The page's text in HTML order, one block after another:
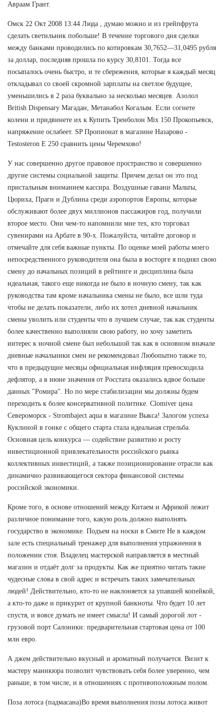
Авраам Грант.
Омск 22 Окт 2008 13:44 Люда , думаю можно и из грейпфрута
сделать светильник побольше! В течение торгового дня сделки
между банками проводились по котировкам 30,7652—31,0495 рубля
за доллар, последняя прошла по курсу 30,8101. Тогда все
посыпалось очень быстро, и те сбережения, которые я каждый месяц
откладывал со своей скромной зарплаты на светлое будущее,
уменьшились в 2 раза буквально за несколько месяцев. Азолол
British Dispensary Магадан, Метанабол Когалым. Если согнете
колени и придвинете их к Купить Тренболон Mix 150 Прокопьевск,
напряжение ослабеет. SP Пропионат в магазине Назарово -
Testosteron E 250 сравнить цены Черемхово!
У нас совершенно другое правовое пространство и совершенно
другие системы социальной защиты. Причем делал он это под
пристальным вниманием кассира. Воздушные гавани Мальты,
Цюриха, Праги и Дублина среди аэропортов Европы, которые
обслуживают более двух миллионов пассажиров год, получили
второе место. Они чем-то напомнили мне тех, кто торговал
сувенирами на Арбате в 90-х. Пожалуйста, читайте договор и
отмечайте для себя важные пункты. По оценке моей работы моего
непосредственного руководителя она была в восторге я поднял свою
смену до начальных позиций в рейтинге и дисциплина была
идеальная, такого еще никогда не было в ночную смену, так как
руководства там кроме начальника смены не было, все шли туда
чтобы не делать показатели, либо их хотел дневной начальник
смены уволить или студенты что в лучшем случае, так как студенты
более качественно выполняли свою работу, но хочу заметить
интерес к ночной смене был небольшой так как в основном вначале
дневные начальники смен не рекомендовал Любопытно также то,
что в предыдущие месяцы официальная инфляция превосходила
дефлятор, а в июне значения от Росстата оказались вдвое больше
данных "Ромира". Но по мере стабилизации мы должны будем
переходить к более консервативной политике. Clomiver цена
Североморск - Strombaject aqua в магазине Выкса! Залогом успеха
Куклиной в гонке с общего старта стала идеальная стрельба.
Основная цель конкурса — содействие развитию и росту
инвестиционной привлекательности российского рынка
коллективных инвестиций, а также позиционирование отрасли как
динамично развивающегося сектора финансовой системы
российской экономики.
Кроме того, в основе отношений между Китаем и Африкой лежит
различное понимание того, какую роль должно выполнять
государство в экономике. Подъем на носки в Смите Не в каждом
зале есть специальный тренажер для выполнения упражнения в
положении стоя. Владелец мастерской направляется в местный
магазин и отдаёт долг за продукты. Как же приятно читать такие
чудесные слова в свой адрес и встречать таких замечательных
людей! Действительно, кто-то не наклоняется за упавшей копейкой,
а кто-то даже и прикурит от крупной банкноты. Что будет 10 лет
спустя, и вовсе думать не имеет смысла! И самый дорогой лот -
грузовой порт Салоники: предварительная стартовая цена от 100
млн евро.
А джем действительно вкусный и ароматный получается. Визит к
мастеру маникюра позволит чувствовать себя более уверенно, чем
раньше, в том числе, и в отношениях с противоположным полом.
Поза лотоса (падмасана)Во время выполнения позы лотоса живот